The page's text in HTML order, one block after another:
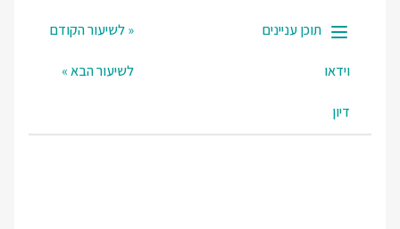
תוכן עניינים
וידאו
דיון
« לשיעור הקודם
לשיעור הבא »